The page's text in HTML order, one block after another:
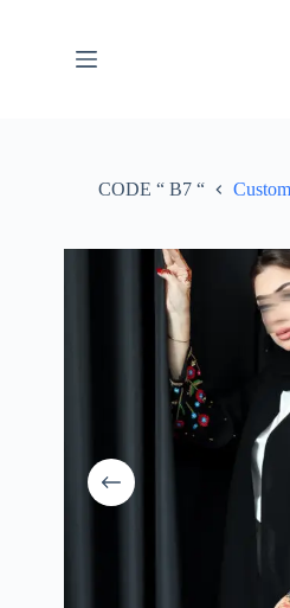
“ CODE “ B7